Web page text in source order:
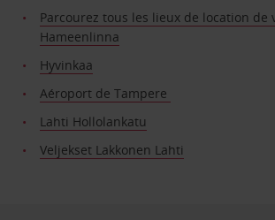
Parcourez tous les lieux de location de
Hameenlinna
Hyvinkaa
Aéroport de Tampere
Lahti Hollolankatu
Veljekset Lakkonen Lahti